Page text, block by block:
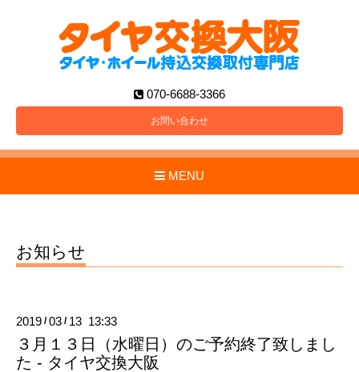
070-6688-3366
お問い合わせ
MENU
お知らせ
2019 /03 / 13 13:33
３月１３日（水曜日）のご予約終了致しまし
た - タイヤ交換大阪